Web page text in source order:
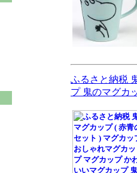
ふるさと納税
プ 鬼のマグカ